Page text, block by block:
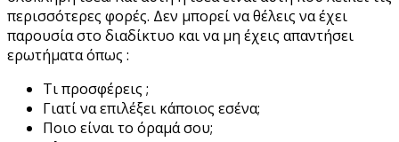
περισσότερες φορές. Δεν μπορεί να θέλεις να έχει
παρουσία στο διαδίκτυο και να μη έχεις απαντήσει
ερωτήματα όπως :
Τι προσφέρεις ;
Γιατί να επιλέξει κάποιος εσένα;
Ποιο είναι το όραμά σου;